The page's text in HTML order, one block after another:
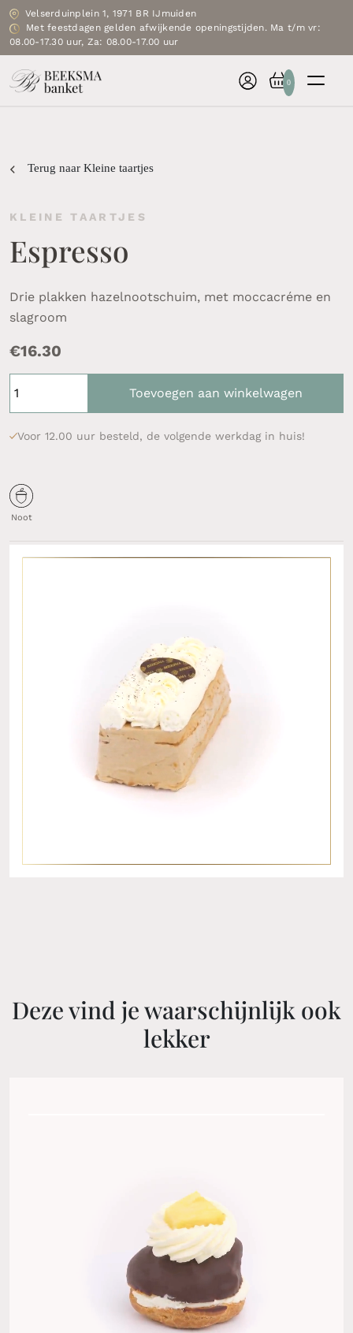
Velserduinplein 1, 1971 BR IJmuiden
Met feestdagen gelden afwijkende openingstijden. Ma t/m vr:
08.00-17.30 uur, Za: 08.00-17.00 uur
0
Terug naar Kleine taartjes
KLEINE TAARTJES
Espresso
Drie plakken hazelnootschuim, met moccacréme en
slagroom
€16.30
Toevoegen aan winkelwagen
Voor 12.00 uur besteld, de volgende werkdag in huis!
Noot
Deze vind je waarschijnlijk ook
lekker